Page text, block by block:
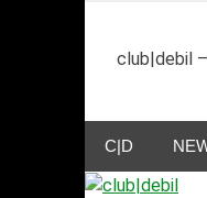
springen
club|debil
C|D